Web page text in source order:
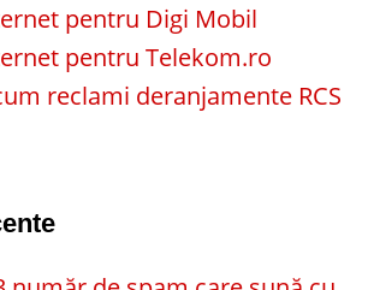
pentru Digi Mobil
pentru Telekom.ro
reclami deranjamente RCS